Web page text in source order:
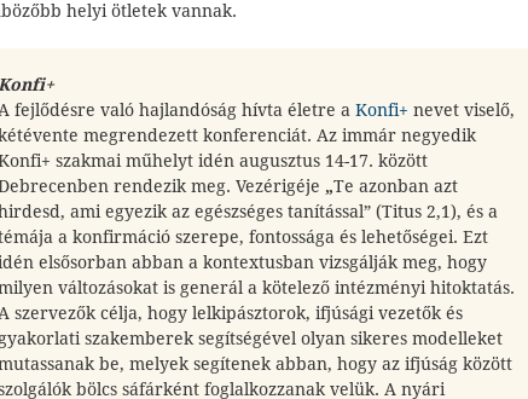
helyi ötletek vannak.
fejlődésre való hajlandóság hívta életre a Konfi+ nevet viselő,
megrendezett konferenciát. Az immár negyedik
szakmai műhelyt idén augusztus 14-17. között
rendezik meg. Vezérigéje „Te azonban azt
ami egyezik az egészséges tanítással” (Titus 2,1), és a
a konfirmáció szerepe, fontossága és lehetőségei. Ezt
elsősorban abban a kontextusban vizsgálják meg, hogy
változásokat is generál a kötelező intézményi hitoktatás.
szervezők célja, hogy lelkipásztorok, ifjúsági vezetők és
szakemberek segítségével olyan sikeres modelleket
be, melyek segítenek abban, hogy az ifjúság között
bölcs sáfárként foglalkozzanak velük. A nyári